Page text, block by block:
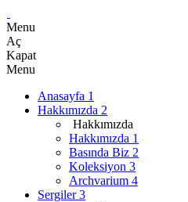
Menu
Aç
Kapat
Menu
Anasayfa 1
Hakkımızda 2
Hakkımızda
Hakkımızda 1
Basında Biz 2
Koleksiyon 3
Archvarium 4
Sergiler 3